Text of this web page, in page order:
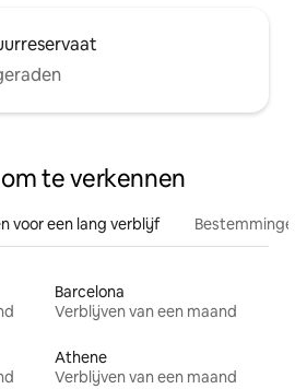
te verkennen
voor een lang verblijf
Barcelona
Verblijven van een maand
Athene
Verblijven van een maand